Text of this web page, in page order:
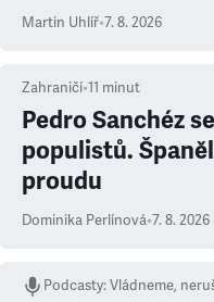
Martin Uhlíř•7. 8. 2026
Zahraničí•11 minut
Pedro Sanchéz
populistů.
proudu
Dominika Perlínová•7. 8. 2026
Podcasty:Vládneme,